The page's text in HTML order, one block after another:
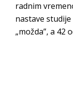
radnim
nastave
„možda”, a 42